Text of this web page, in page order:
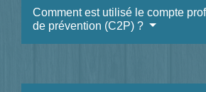
Comment est utilisé le compte
de prévention (C2P) ?